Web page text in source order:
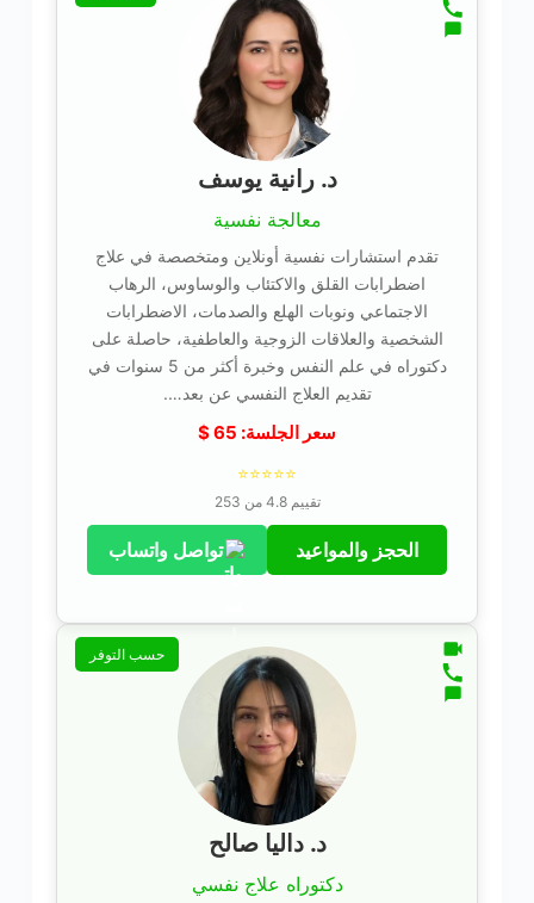
د. رانية يوسف
معالجة نفسية
تقدم استشارات نفسية أونلاين ومتخصصة في علاج
اضطرابات القلق والاكتئاب والوساوس، الرهاب
الاجتماعي ونوبات الهلع والصدمات، الاضطرابات
الشخصية والعلاقات الزوجية والعاطفية، حاصلة على
دكتوراه في علم النفس وخبرة أكثر من 5 سنوات في
تقديم العلاج النفسي عن بعد….
سعر الجلسة: 65
$
⭐⭐⭐⭐⭐
تقييم 4.8 من 253
الحجز والمواعيد تواصل واتساب
حسب التوفر
د. داليا صالح
دكتوراه علاج نفسي